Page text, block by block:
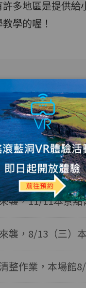
許多地區是提供給
學的喔！
最新消息
襲，11/12本景點
襲，11/11本景點
襲，8/13（三）
整作業，本場館